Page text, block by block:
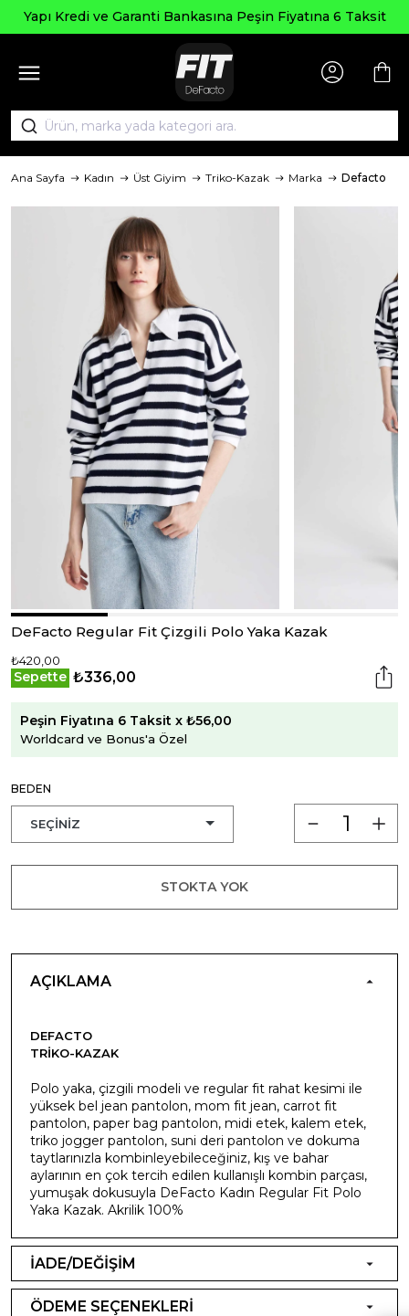
Yapı Kredi ve Garanti Bankasına Peşin Fiyatına 6 Taksit
Ana Sayfa Kadın Üst Giyim Triko-Kazak Marka Defacto
DeFacto Regular Fit Çizgili Polo Yaka Kazak
₺420,00
Sepette ₺336,00
Peşin Fiyatına 6 Taksit x ₺56,00
Worldcard ve Bonus'a Özel
BEDEN
STOKTA YOK
AÇIKLAMA
DEFACTO
TRIKO-KAZAK
Polo yaka, çizgili modeli ve regular fit rahat kesimi ile
yüksek bel jean pantolon, mom fit jean, carrot fit
pantolon, paper bag pantolon, midi etek, kalem etek,
triko jogger pantolon, suni deri pantolon ve dokuma
taytlarınızla kombinleyebileceğiniz, kış ve bahar
aylarının en çok tercih edilen kullanışlı kombin parçası,
yumuşak dokusuyla DeFacto Kadın Regular Fit Polo
Yaka Kazak. Akrilik 100%
İADE/DEĞİŞİM
ÖDEME SEÇENEKLERİ